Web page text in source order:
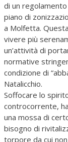
di un
piano di
a Molfetta.
vivere più
un’attività di
normative
condizione di
Natalicchio.
Soffocare lo
controcorrente,
una mossa di
bisogno di
torpore da cui